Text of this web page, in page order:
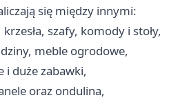
się między innymi:
szafy, komody i stoły,
meble ogrodowe,
i duże zabawki,
oraz ondulina,